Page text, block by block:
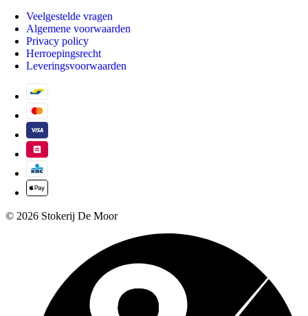
Veelgestelde vragen
Algemene voorwaarden
Privacy policy
Herroepingsrecht
Leveringsvoorwaarden
© 2026 Stokerij De Moor